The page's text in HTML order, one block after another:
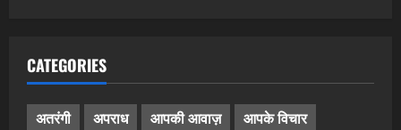
CATEGORIES
अतरंगी अपराध आपकी आवाज़
आपके विचार